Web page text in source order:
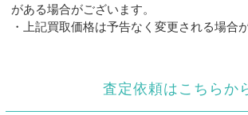
がある場合がございます。
・上記買取価格は予告なく変更される場合
査定依頼はこちらか